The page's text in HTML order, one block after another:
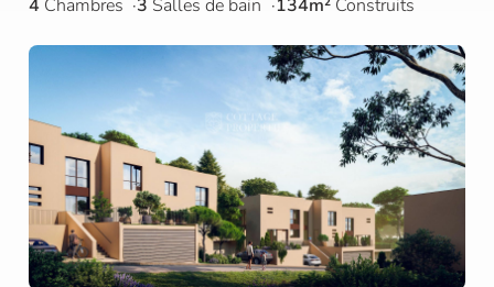
4 Chambres 3 Salles de bain 134m² Construits